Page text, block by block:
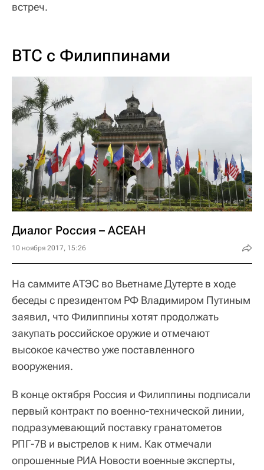
встреч.
ВТС с Филиппинами
Диалог Россия – АСЕАН
10 ноября 2017, 15:26
На саммите АТЭС во Вьетнаме Дутерте в ходе
беседы с президентом РФ Владимиром Путиным
заявил, что Филиппины хотят продолжать
закупать российское оружие и отмечают
высокое качество уже поставленного
вооружения.
В конце октября Россия и Филиппины подписали
первый контракт по военно-технической линии,
подразумевающий поставку гранатометов
РПГ-7В и выстрелов к ним. Как отмечали
опрошенные РИА Новости военные эксперты,